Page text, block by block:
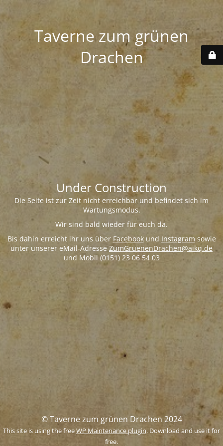
Taverne zum grünen
Drachen
Under Construction
Die Seite ist zur Zeit nicht erreichbar und befindet sich im
Wartungsmodus.
Wir sind bald wieder für euch da.
Bis dahin erreicht ihr uns über Facebookund Instagram sowie
unter unserer eMail-AdresseZumGruenenDrachen@aikq.de
und Mobil (0151) 23 06 54 03
© Taverne zum grünen Drachen 2024
This site is using the freeWP Maintenance plugin. Download and use it for
free.